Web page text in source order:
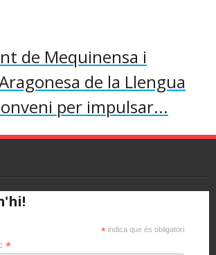
de Mequinensa i
de la Llengua
per impulsar...
* indica que és obligatori
*